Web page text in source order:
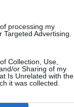
processing my
Targeted Advertising.
Collection, Use,
or Sharing of my
Is Unrelated with the
it was collected.